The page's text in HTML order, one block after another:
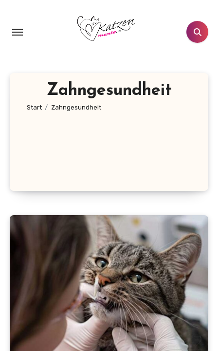
springen
Zahngesundheit
Start Zahngesundheit